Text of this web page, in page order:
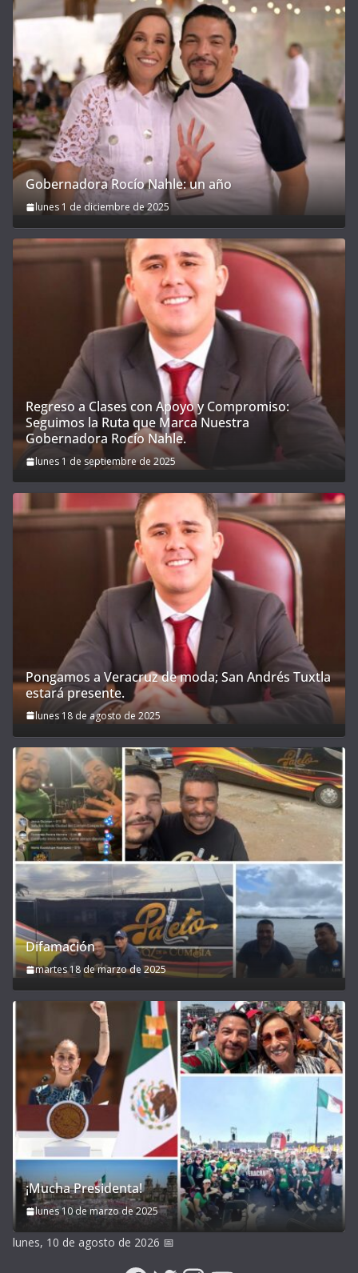
Gobernadora Rocío Nahle: un año
lunes 1 de diciembre de 2025
Regreso a Clases con Apoyo y Compromiso:
Seguimos la Ruta que Marca Nuestra
Gobernadora Rocío Nahle.
lunes 1 de septiembre de 2025
Pongamos a Veracruz de moda; San Andrés Tuxtla
estará presente.
lunes 18 de agosto de 2025
Difamación
martes 18 de marzo de 2025
¡Mucha Presidenta!
lunes 10 de marzo de 2025
lunes, 10 de agosto de 2026 📅